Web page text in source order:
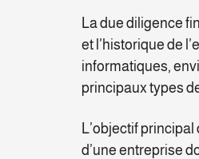
La due diligence
et l’historique de
informatiques,
principaux types
L’objectif
d’une entreprise